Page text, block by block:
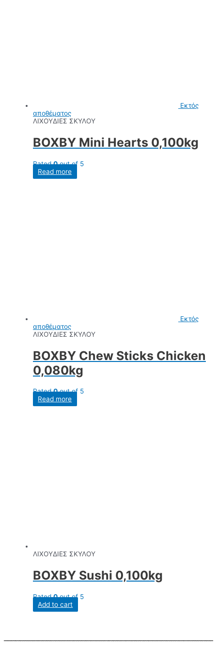
Εκτός
αποθέματος
ΛΙΧΟΥΔΙΕΣ ΣΚΥΛΟΥ
BOXBY Mini Hearts 0,100kg
Rated0out of 5
Read more
Εκτός
αποθέματος
ΛΙΧΟΥΔΙΕΣ ΣΚΥΛΟΥ
BOXBY Chew Sticks Chicken
0,080kg
Rated0out of 5
Read more
ΛΙΧΟΥΔΙΕΣ ΣΚΥΛΟΥ
BOXBY Sushi 0,100kg
Rated0out of 5
Add to cart